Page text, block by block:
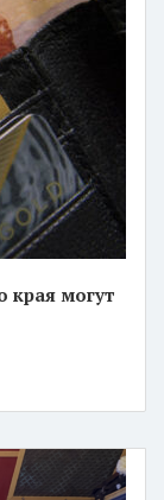
края могут